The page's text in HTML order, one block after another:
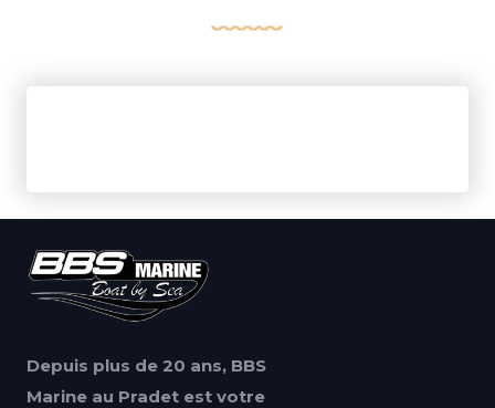
Depuis plus de 20 ans, BBS
Marine au Pradet est votre